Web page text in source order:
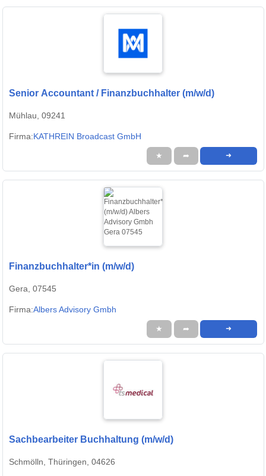
Senior Accountant / Finanzbuchhalter (m/w/d)
Mühlau, 09241
Firma:KATHREIN Broadcast GmbH
★ ➦ ➜
Finanzbuchhalter*in (m/w/d)
Gera, 07545
Firma:Albers Advisory Gmbh
★ ➦ ➜
Sachbearbeiter Buchhaltung (m/w/d)
Schmölln, Thüringen, 04626